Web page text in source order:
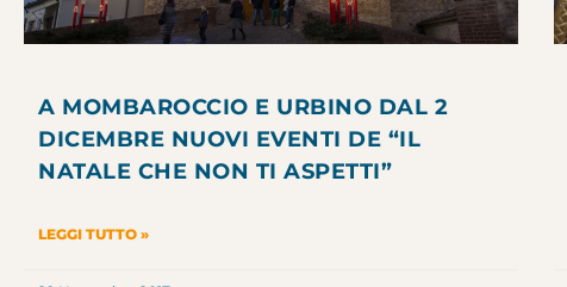
A MOMBAROCCIO E URBINO DAL 2
DICEMBRE NUOVI EVENTI DE “IL
NATALE CHE NON TI ASPETTI”
LEGGI TUTTO »